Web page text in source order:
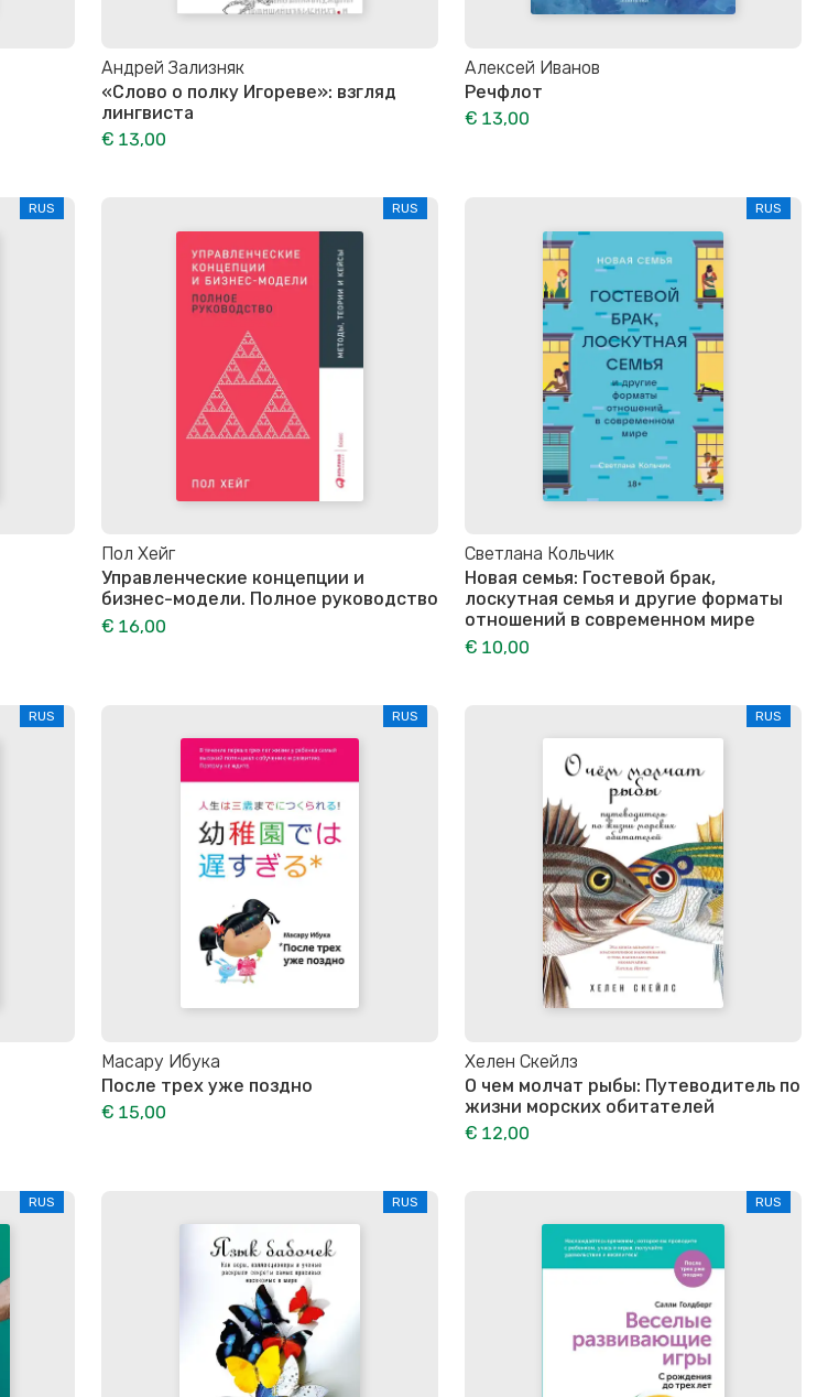
Андрей Зализняк
«Слово о полку Игореве»: взгляд
лингвиста
€ 13,00
Алексей Иванов
Речфлот
€ 13,00
RUS RUS
Пол Хейг
Управленческие концепции и
бизнес-модели. Полное руководство
€ 16,00
RUS
Светлана Кольчик
Новая семья: Гостевой брак,
лоскутная семья и другие форматы
отношений в современном мире
€ 10,00
RUS RUS
Масару Ибука
После трех уже поздно
€ 15,00
RUS
Хелен Скейлз
О чем молчат рыбы: Путеводитель по
жизни морских обитателей
€ 12,00
RUS RUS RUS